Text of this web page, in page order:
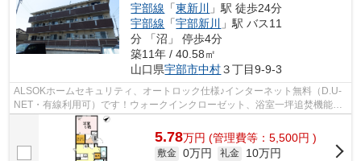
宇部線 「東新川 」駅 徒歩24分
宇部線 「宇部新川 」駅 バス11
分 「沼」 停歩4分
築11年 / 40.58㎡
山口県宇部市中村３丁目9-9-3
ALSOKホームセキュリティ、オートロック仕様♪インターネット無料（D.U-
NET・有線利用可）です！ウォークインクローゼット、浴室一坪追焚機能
付、対面キッチン、エアコン2台付いてます！
5.78万円 (管理費等：5,500円 )
敷金 0万円 礼金
10万円